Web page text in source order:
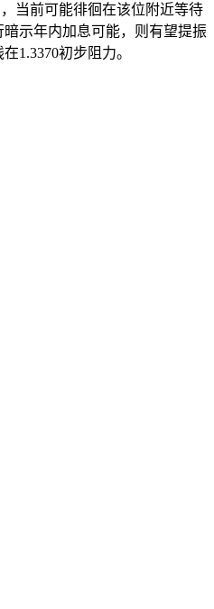
当前可能徘徊在该位附近等待
示年内加息可能，则有望提振
1.3370初步阻力。